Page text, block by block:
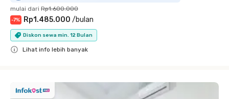
mulai dari Rp1.600.000
-7% Rp1.485.000 /bulan
Diskon sewa min. 12 Bulan
Lihat info lebih banyak